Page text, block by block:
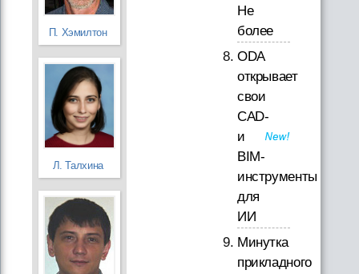
П. Хэмилтон
Л. Талхина
Не
более
ODA
открывает
свои
CAD-
и
BIM-
инструменты
для
ИИ
Минутка
прикладного